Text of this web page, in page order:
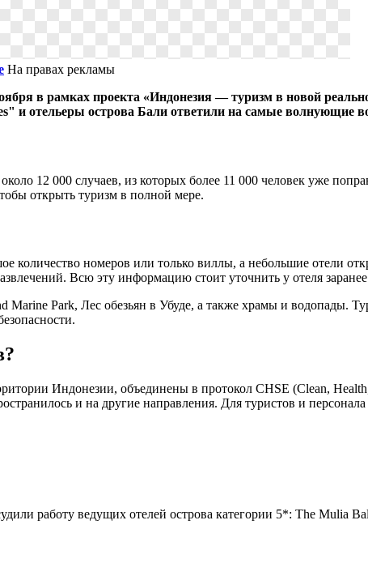
На правах рекламы
в рамках проекта «Индонезия — туризм в новой
и отельеры острова Бали ответили на самые волнующие
12 000 случаев, из которых более 11 000 человек уже
открыть туризм в полной мере.
количество номеров или только виллы, а небольшие отели
Всю эту информацию стоит уточнить у отеля
Park, Лес обезьян в Убуде, а также храмы и водопады.
Индонезии, объединены в протокол CHSE (Clean,
и на другие направления. Для туристов и
работу ведущих отелей острова категории 5*: The Mulia